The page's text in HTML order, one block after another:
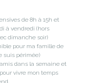
de 8h à 15h et
à vendredi (hors
dimanche soir)
pour ma famille de
suis périmée)
dans la semaine et
vivre mon temps